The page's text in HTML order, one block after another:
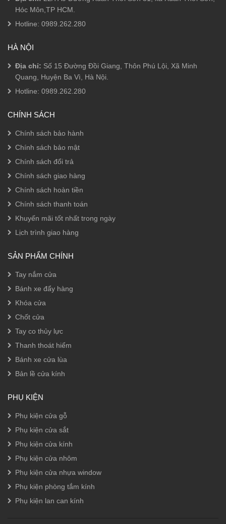
Hóc Môn,TP HCM.
Hotline: 0989.262.280
HÀ NỘI
Địa chỉ: Số 15 Đường Đồi Giang, Thôn Phú Lội, Xã Minh
Quang, Huyện Ba Vì, Hà Nội.
Hotline: 0989.262.280
CHÍNH SÁCH
Chính sách bảo hành
Chính sách bảo mật
Chính sách đổi trả
Chính sách giao hàng
Chính sách hoàn tiền
Chính sách thanh toán
Khuyến mãi tốt nhất trong ngày
Lịch trình giao hàng
SẢN PHẨM CHÍNH
Tay nắm cửa
Bánh xe đẩy hàng
Khóa cửa
Chốt cửa
Tay co thủy lực
Thanh thoát hiểm
Bánh xe cửa lùa
Bản lề cửa kính
PHỤ KIỆN
Phụ kiện cửa gỗ
Phụ kiện cửa sắt
Phụ kiện cửa kính
Phụ kiện cửa nhôm
Phụ kiện cửa nhựa window
Phụ kiện phòng tắm kính
Phụ kiện lan can kính